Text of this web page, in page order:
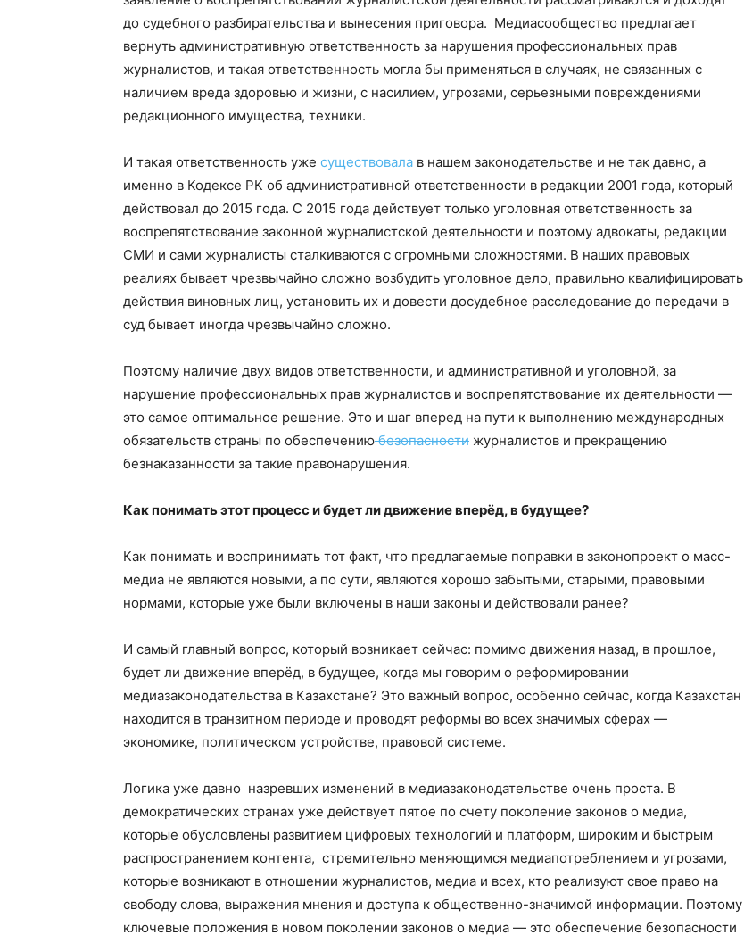
до судебного разбирательства и вынесения приговора. Медиасообщество предлагает
вернуть административную ответственность за нарушения профессиональных прав
журналистов, и такая ответственность могла бы применяться в случаях, не связанных с
наличием вреда здоровью и жизни, с насилием, угрозами, серьезными повреждениями
редакционного имущества, техники.
И такая ответственность уже существовала в нашем законодательстве и не так давно, а
именно в Кодексе РК об административной ответственности в редакции 2001 года, который
действовал до 2015 года. С 2015 года действует только уголовная ответственность за
воспрепятствование законной журналистской деятельности и поэтому адвокаты, редакции
СМИ и сами журналисты сталкиваются с огромными сложностями. В наших правовых
реалиях бывает чрезвычайно сложно возбудить уголовное дело, правильно квалифицировать
действия виновных лиц, установить их и довести досудебное расследование до передачи в
суд бывает иногда чрезвычайно сложно.
Поэтому наличие двух видов ответственности, и административной и уголовной, за
нарушение профессиональных прав журналистов и воспрепятствование их деятельности —
это самое оптимальное решение. Это и шаг вперед на пути к выполнению международных
обязательств страны по обеспечениюбезопасности журналистов и прекращению
безнаказанности за такие правонарушения.
Как понимать этот процесс и будет ли движение вперёд, в будущее?
Как понимать и воспринимать тот факт, что предлагаемые поправки в законопроект о масс-
медиа не являются новыми, а по сути, являются хорошо забытыми, старыми, правовыми
нормами, которые уже были включены в наши законы и действовали ранее?
И самый главный вопрос, который возникает сейчас: помимо движения назад, в прошлое,
будет ли движение вперёд, в будущее, когда мы говорим о реформировании
медиазаконодательства в Казахстане? Это важный вопрос, особенно сейчас, когда Казахстан
находится в транзитном периоде и проводят реформы во всех значимых сферах —
экономике, политическом устройстве, правовой системе.
Логика уже давно назревших изменений в медиазаконодательстве очень проста. В
демократических странах уже действует пятое по счету поколение законов о медиа,
которые обусловлены развитием цифровых технологий и платформ, широким и быстрым
распространением контента, стремительно меняющимся медиапотреблением и угрозами,
которые возникают в отношении журналистов, медиа и всех, кто реализуют свое право на
свободу слова, выражения мнения и доступа к общественно-значимой информации. Поэтому
ключевые положения в новом поколении законов о медиа — это обеспечение безопасности